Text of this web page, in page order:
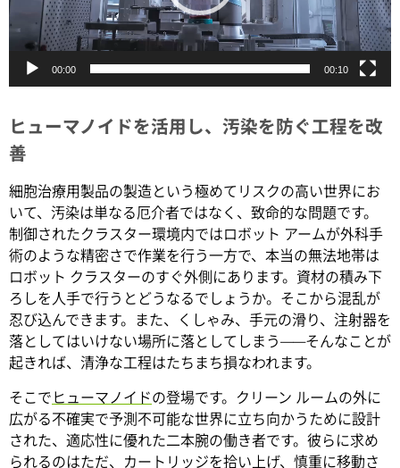
ー
00:00 00:10
ヒューマノイドを活用し、汚染を防ぐ工程を改
善
細胞治療用製品の製造という極めてリスクの高い世界にお
いて、汚染は単なる厄介者ではなく、致命的な問題です。
制御されたクラスター環境内ではロボット アームが外科手
術のような精密さで作業を行う一方で、本当の無法地帯は
ロボット クラスターのすぐ外側にあります。資材の積み下
ろしを人手で行うとどうなるでしょうか。そこから混乱が
忍び込んできます。また、くしゃみ、手元の滑り、注射器を
落としてはいけない場所に落としてしまう——そんなことが
起きれば、清浄な工程はたちまち損なわれます。
そこで ヒューマノイドの登場です。クリーン ルームの外に
広がる不確実で予測不可能な世界に立ち向かうために設計
された、適応性に優れた二本腕の働き者です。彼らに求め
られるのはただ、カートリッジを拾い上げ、慎重に移動さ